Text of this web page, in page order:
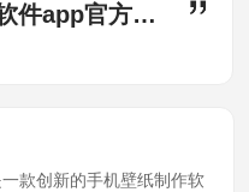
专属创意壁纸设计软件app官方最新版 v1.0,专属创意壁纸设计软件下载,专属创意壁纸设计软件app官方最新版
款创新的手机壁纸制作软